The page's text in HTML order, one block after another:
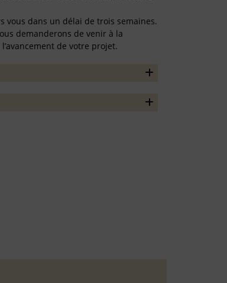
vous dans un délai de trois semaines.
demanderons de venir à la
de votre projet.